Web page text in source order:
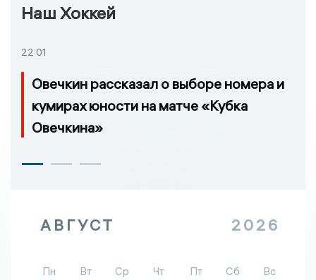
Наш Хоккей
22:01
Овечкин рассказал о выборе номера и
кумирах юности на матче «Кубка
Овечкина»
АВГУСТ 2026
Пн Вт Ср Чт Пт Сб Вс